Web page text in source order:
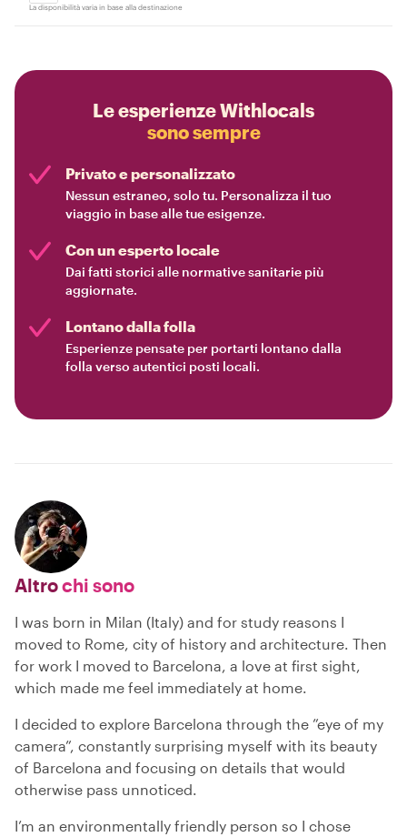
La disponibilità varia in base alla destinazione
Le esperienze Withlocals
sono sempre
Privato e personalizzato
Nessun estraneo, solo tu. Personalizza il tuo
viaggio in base alle tue esigenze.
Con un esperto locale
Dai fatti storici alle normative sanitarie più
aggiornate.
Lontano dalla folla
Esperienze pensate per portarti lontano dalla
folla verso autentici posti locali.
Altrochi sono
I was born in Milan (Italy) and for study reasons I
moved to Rome, city of history and architecture. Then
for work I moved to Barcelona, a love at first sight,
which made me feel immediately at home.
I decided to explore Barcelona through the ”eye of my
camera”, constantly surprising myself with its beauty
of Barcelona and focusing on details that would
otherwise pass unnoticed.
I’m an environmentally friendly person so I chose